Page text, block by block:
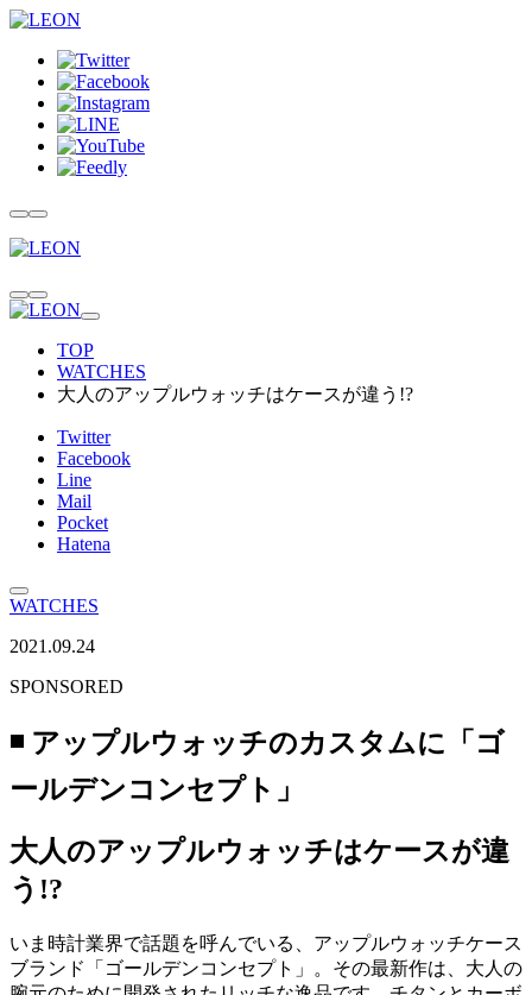
TOP
WATCHES
大人のアップルウォッチはケースが違う!?
Twitter
Facebook
Line
Mail
Pocket
Hatena
WATCHES
2021.09.24
SPONSORED
◾️ アップルウォッチのカスタムに「ゴ
ールデンコンセプト」
大人のアップルウォッチはケースが違
う!?
いま時計業界で話題を呼んでいる、アップルウォッチケース
ブランド「ゴールデンコンセプト」。その最新作は、大人の